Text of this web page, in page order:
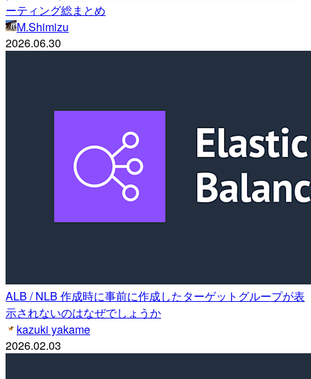
ーティング総まとめ
M.Shimizu
2026.06.30
ALB / NLB 作成時に事前に作成したターゲットグループが表
示されないのはなぜでしょうか
kazuki yakame
2026.02.03